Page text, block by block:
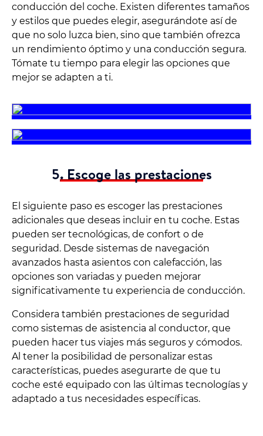
conducción del coche. Existen diferentes tamaños
y estilos que puedes elegir, asegurándote así de
que no solo luzca bien, sino que también ofrezca
un rendimiento óptimo y una conducción segura.
Tómate tu tiempo para elegir las opciones que
mejor se adapten a ti.
5. Escoge las prestaciones
El siguiente paso es escoger las prestaciones
adicionales que deseas incluir en tu coche. Estas
pueden ser tecnológicas, de confort o de
seguridad. Desde sistemas de navegación
avanzados hasta asientos con calefacción, las
opciones son variadas y pueden mejorar
significativamente tu experiencia de conducción.
Considera también prestaciones de seguridad
como sistemas de asistencia al conductor, que
pueden hacer tus viajes más seguros y cómodos.
Al tener la posibilidad de personalizar estas
características, puedes asegurarte de que tu
coche esté equipado con las últimas tecnologías y
adaptado a tus necesidades específicas.